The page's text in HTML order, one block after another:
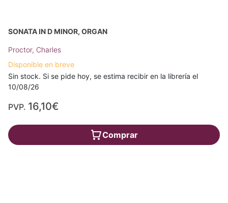
SONATA IN D MINOR, ORGAN
Proctor, Charles
Disponible en breve
Sin stock. Si se pide hoy, se estima recibir en la librería el
10/08/26
PVP. 16,10€
Comprar